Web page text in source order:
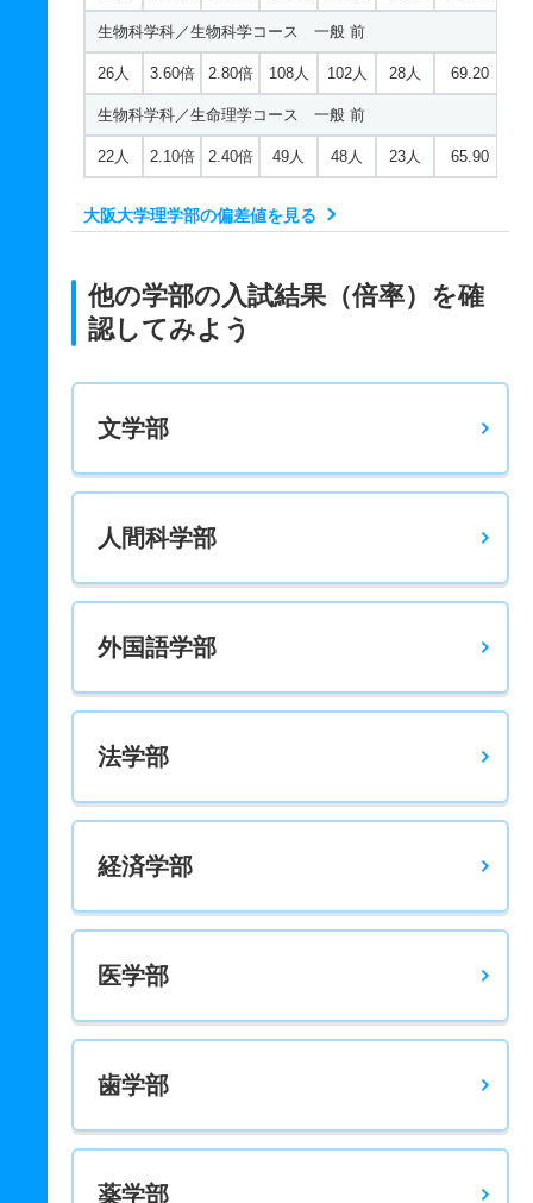
生物科学科／生物科学コース 一般 前
26人 3.60倍 2.80倍 108人 102人 28人 69.20
生物科学科／生命理学コース 一般 前
22人 2.10倍 2.40倍 49人 48人 23人 65.90
大阪大学理学部の偏差値を見る
他の学部の入試結果（倍率）を確
認してみよう
文学部
人間科学部
外国語学部
法学部
経済学部
医学部
歯学部
薬学部